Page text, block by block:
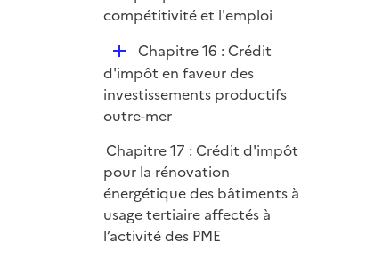
p
e
r
compétitivité et l'emploi
D
é
p
l
e
r
Chapitre 16 : Crédit
d'impôt en faveur des
investissements productifs
outre-mer
Chapitre 17 : Crédit d'impôt
pour la rénovation
énergétique des bâtiments à
usage tertiaire affectés à
l’activité des PME